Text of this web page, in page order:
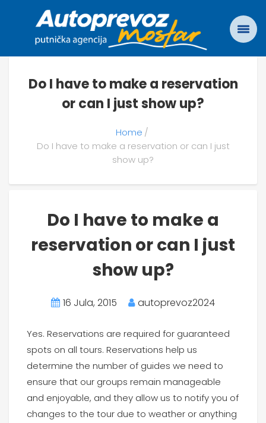
Do I have to make a reservation
or can I just show up?
Home
Do I have to make a reservation or can I just
show up?
Do I have to make a
reservation or can I just
show up?
16 Jula, 2015 autoprevoz2024
Yes. Reservations are required for guaranteed
spots on all tours. Reservations help us
determine the number of guides we need to
ensure that our groups remain manageable
and enjoyable, and they allow us to notify you of
changes to the tour due to weather or anything